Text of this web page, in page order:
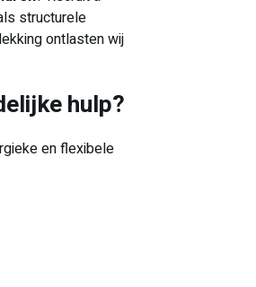
structurele
ontlasten wij
hulp?
en flexibele